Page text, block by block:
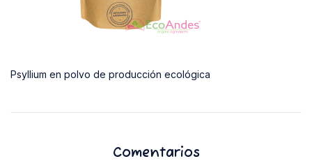
Psyllium en polvo de producción ecológica
Comentarios